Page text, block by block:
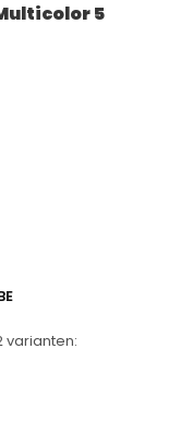
5
varianten: